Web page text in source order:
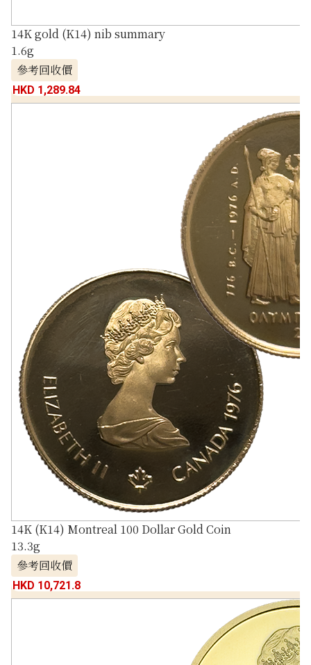
14K gold (K14) nib summary
1.6g
參考回收價
HKD 1,289.84
14K (K14) Montreal 100 Dollar Gold Coin
13.3g
參考回收價
HKD 10,721.8